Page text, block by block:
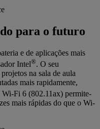
para o futuro
e de aplicações mais
Intel®. O seu
na sala de aula
mais rapidamente,
Wi-Fi 6 (802.11ax) permite-
mais rápidas do que o Wi-